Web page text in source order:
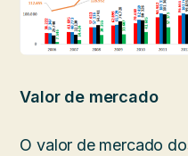
Valor de mercado
O valor de mercado